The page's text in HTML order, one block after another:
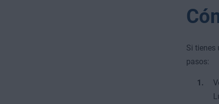
Si tienes
pasos: